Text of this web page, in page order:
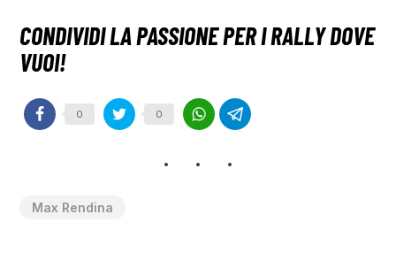
0 0
Max Rendina